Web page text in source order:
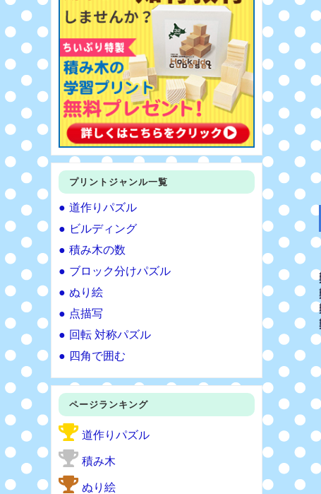
プリントジャンル一覧
道作りパズル
ビルディング
積み木の数
ブロック分けパズル
ぬり絵
点描写
回転 対称パズル
四角で囲む
ページランキング
道作りパズル
積み木
ぬり絵